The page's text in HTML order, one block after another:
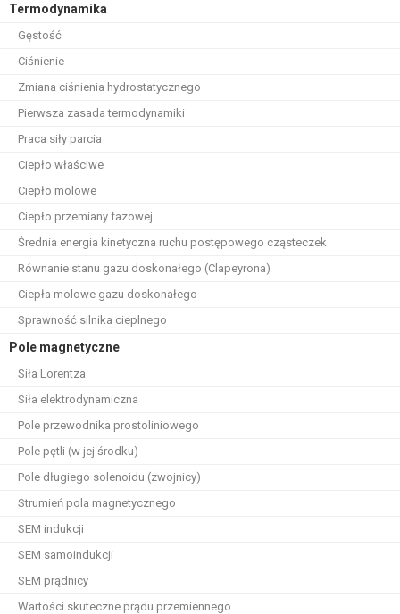
Termodynamika
Gęstość
Ciśnienie
Zmiana ciśnienia hydrostatycznego
Pierwsza zasada termodynamiki
Praca siły parcia
Ciepło właściwe
Ciepło molowe
Ciepło przemiany fazowej
Średnia energia kinetyczna ruchu postępowego cząsteczek
Równanie stanu gazu doskonałego (Clapeyrona)
Ciepła molowe gazu doskonałego
Sprawność silnika cieplnego
Pole magnetyczne
Siła Lorentza
Siła elektrodynamiczna
Pole przewodnika prostoliniowego
Pole pętli (w jej środku)
Pole długiego solenoidu (zwojnicy)
Strumień pola magnetycznego
SEM indukcji
SEM samoindukcji
SEM prądnicy
Wartości skuteczne prądu przemiennego